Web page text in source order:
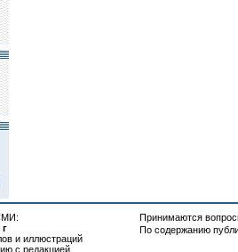
г
и иллюстраций
с редакцией
Принимаются
По содержанию